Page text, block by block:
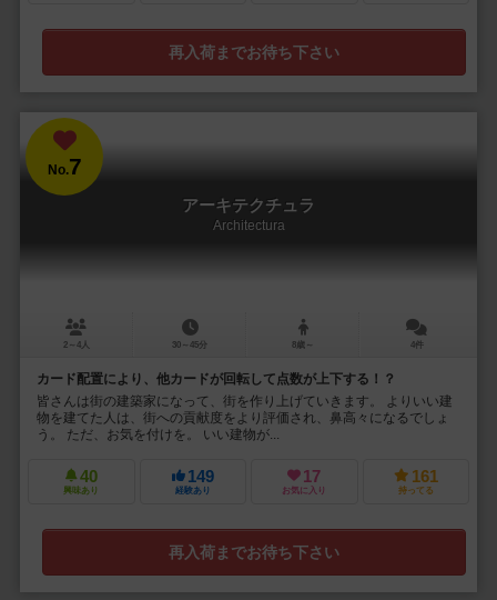
再入荷までお待ち下さい
No.7
アーキテクチュラ
Architectura
2～4人 30～45分 8歳～ 4件
カード配置により、他カードが回転して点数が上下する！？
皆さんは街の建築家になって、街を作り上げていきます。 よりいい建
物を建てた人は、街への貢献度をより評価され、鼻高々になるでしょ
う。 ただ、お気を付けを。 いい建物が...
40
興味あり
149
経験あり
17
お気に入り
161
持ってる
再入荷までお待ち下さい